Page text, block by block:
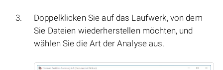
Doppelklicken Sie auf das Laufwerk, von dem
Sie Dateien wiederherstellen möchten, und
wählen Sie die Art der Analyse aus.